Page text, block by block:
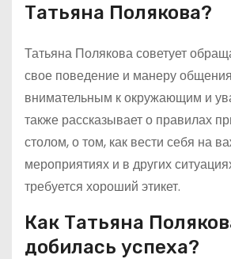
Татьяна Полякова?
Татьяна Полякова советует
свое поведение и манеру
внимательным к окружающим и
также рассказывает о правилах
столом, о том, как вести себя на
мероприятиях и в других
требуется хороший этикет.
Как Татьяна
добилась успеха?